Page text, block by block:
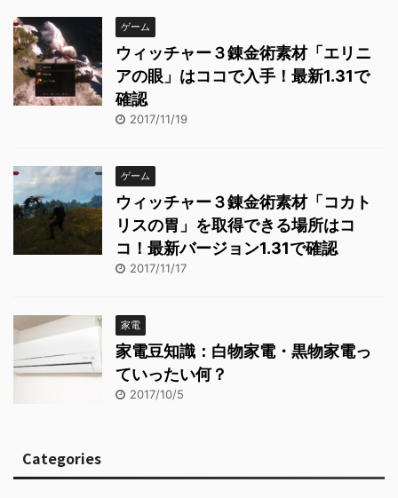
ゲーム
ウィッチャー３錬金術素材「エリニ
アの眼」はココで入手！最新1.31で
確認
2017/11/19
ゲーム
ウィッチャー３錬金術素材「コカト
リスの胃」を取得できる場所はコ
コ！最新バージョン1.31で確認
2017/11/17
家電
家電豆知識：白物家電・黒物家電っ
ていったい何？
2017/10/5
Categories